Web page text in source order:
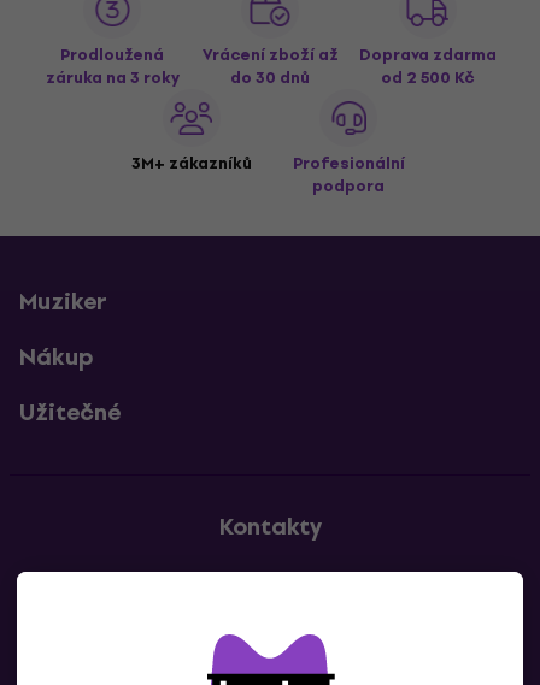
Prodloužená
záruka na 3 roky
Vrácení zboží až
do 30 dnů
Doprava zdarma
od 2 500 Kč
3M+ zákazníků
Profesionální
podpora
Muziker
Nákup
Užitečné
Kontakty